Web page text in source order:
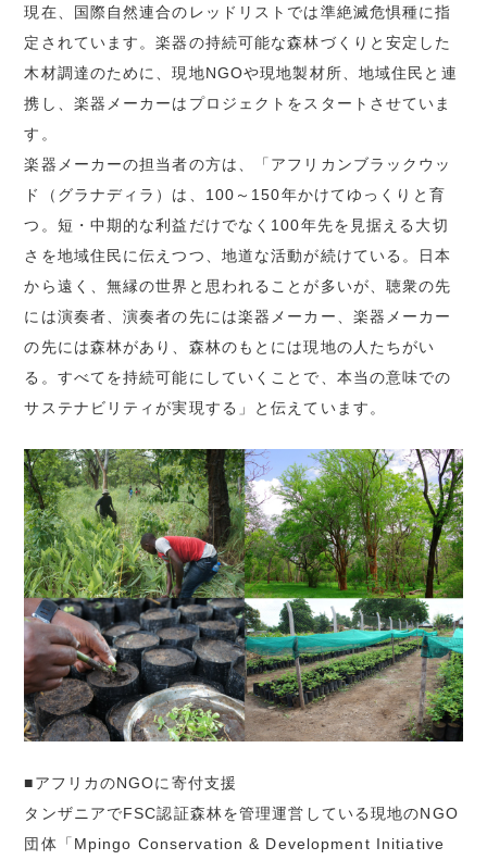
現在、国際自然連合のレッドリストでは準絶滅危惧種に指
定されています。楽器の持続可能な森林づくりと安定した
木材調達のために、現地NGOや現地製材所、地域住民と連
携し、楽器メーカーはプロジェクトをスタートさせていま
す。
楽器メーカーの担当者の方は、「アフリカンブラックウッ
ド（グラナディラ）は、100～150年かけてゆっくりと育
つ。短・中期的な利益だけでなく100年先を見据える大切
さを地域住民に伝えつつ、地道な活動が続けている。日本
から遠く、無縁の世界と思われることが多いが、聴衆の先
には演奏者、演奏者の先には楽器メーカー、楽器メーカー
の先には森林があり、森林のもとには現地の人たちがい
る。すべてを持続可能にしていくことで、本当の意味での
サステナビリティが実現する」と伝えています。
■アフリカのNGOに寄付支援
タンザニアでFSC認証森林を管理運営している現地のNGO
団体「Mpingo Conservation & Development Initiative